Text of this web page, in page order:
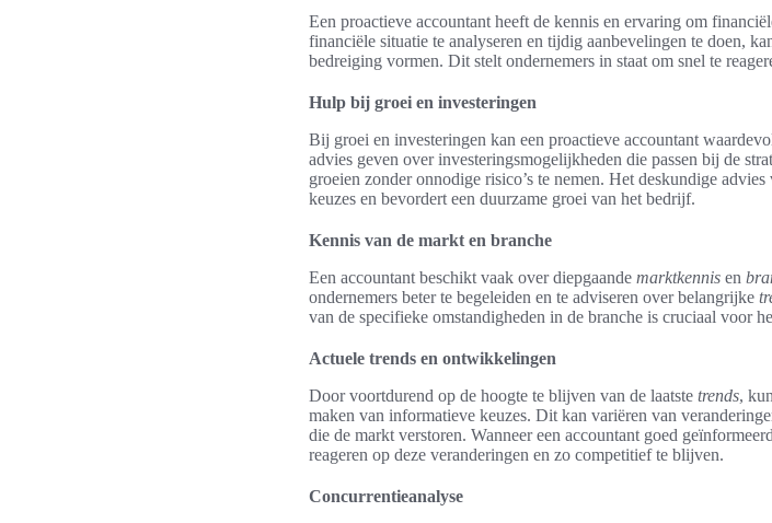
Een proactieve accountant heeft de kennis en ervaring om
financiële situatie te analyseren en tijdig aanbevelingen te doen,
bedreiging vormen. Dit stelt ondernemers in staat om snel te
Hulp bij groei en investeringen
Bij groei en investeringen kan een proactieve accountant
advies geven over investeringsmogelijkheden die passen bij de
groeien zonder onnodige risico’s te nemen. Het deskundige
keuzes en bevordert een duurzame groei van het bedrijf.
Kennis van de markt en branche
Een accountant beschikt vaak over diepgaande marktkennis en
ondernemers beter te begeleiden en te adviseren over belangrijke
van de specifieke omstandigheden in de branche is cruciaal voor
Actuele trends en ontwikkelingen
Door voortdurend op de hoogte te blijven van de laatste trends,
maken van informatieve keuzes. Dit kan variëren van
die de markt verstoren. Wanneer een accountant goed
reageren op deze veranderingen en zo competitief te blijven.
Concurrentieanalyse